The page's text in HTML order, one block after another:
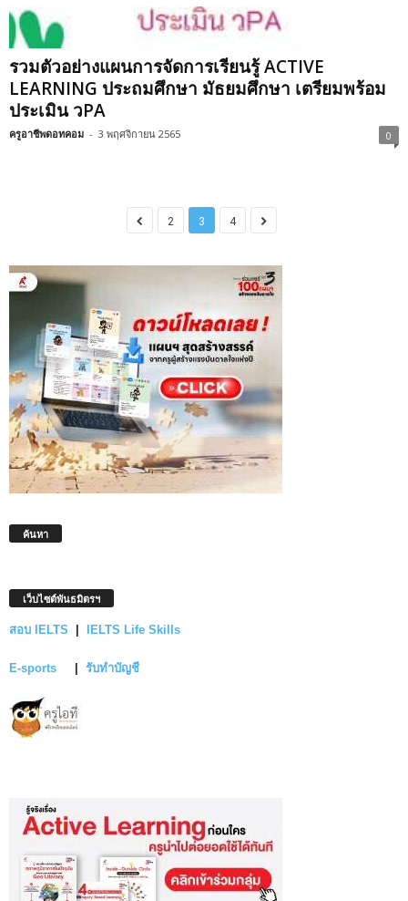
รวมตัวอย่างแผนการจัดการเรียนรู้ ACTIVE
LEARNING ประถมศึกษา มัธยมศึกษา เตรียมพร้อม
ประเมิน วPA
ครูอาชีพดอทคอม - 3 พฤศจิกายน 2565 0
2 3 4
ค้นหา
เว็บไซต์พันธมิตรฯ
สอบ IELTS | IELTS Life Skills
E-sports | รับทำบัญชี